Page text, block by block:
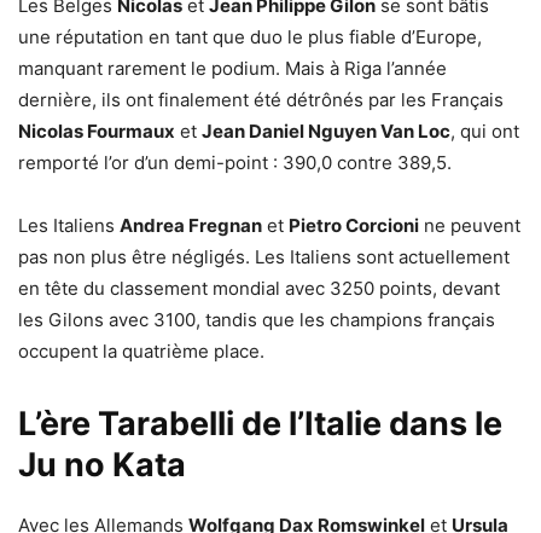
Les Belges Nicolas et Jean Philippe Gilon se sont bâtis
une réputation en tant que duo le plus fiable d’Europe,
manquant rarement le podium. Mais à Riga l’année
dernière, ils ont finalement été détrônés par les Français
Nicolas Fourmaux et Jean Daniel Nguyen Van Loc, qui ont
remporté l’or d’un demi-point : 390,0 contre 389,5.
Les Italiens Andrea Fregnan et Pietro Corcioni ne peuvent
pas non plus être négligés. Les Italiens sont actuellement
en tête du classement mondial avec 3250 points, devant
les Gilons avec 3100, tandis que les champions français
occupent la quatrième place.
L’ère Tarabelli de l’Italie dans le
Ju no Kata
Avec les Allemands Wolfgang Dax Romswinkel et Ursula